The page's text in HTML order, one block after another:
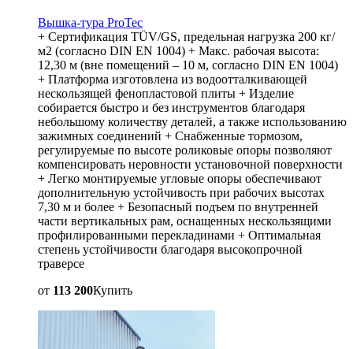
Вышка-тура ProTec
+ Сертификация TÜV/GS, предельная нагрузка 200 кг/
м2 (согласно DIN EN 1004) + Макс. рабочая высота:
12,30 м (вне помещений – 10 м, согласно DIN EN 1004)
+ Платформа изготовлена из водоотталкивающей
нескользящей фенопластовой плиты + Изделие
собирается быстро и без инструментов благодаря
небольшому количеству деталей, а также использованию
зажимных соединений + Снабженные тормозом,
регулируемые по высоте роликовые опоры позволяют
компенсировать неровности установочной поверхности
+ Легко монтируемые угловые опоры обеспечивают
дополнительную устойчивость при рабочих высотах
7,30 м и более + Безопасный подъем по внутренней
части вертикальных рам, оснащенных нескользящими
профилированными перекладинами + Оптимальная
степень устойчивости благодаря высокопрочной
траверсе
от 113 200Купить